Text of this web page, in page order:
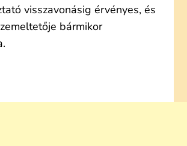
visszavonásig érvényes, és
bármikor